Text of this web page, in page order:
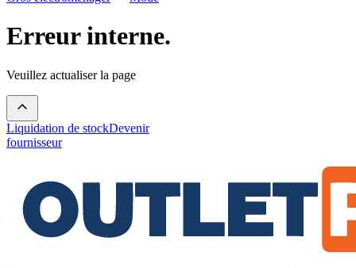
Erreur interne.
Veuillez actualiser la page
Liquidation de stockDevenir
fournisseur